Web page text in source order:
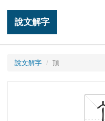
說文解字
說文解字 頂